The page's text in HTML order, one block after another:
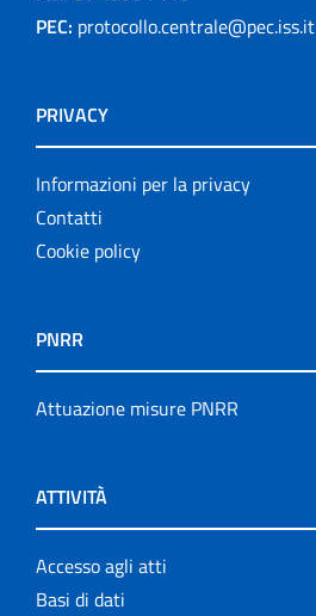
PEC: protocollo.centrale@pec.iss.it
PRIVACY
Informazioni per la privacy
Contatti
Cookie policy
PNRR
Attuazione misure PNRR
ATTIVITÀ
Accesso agli atti
Basi di dati